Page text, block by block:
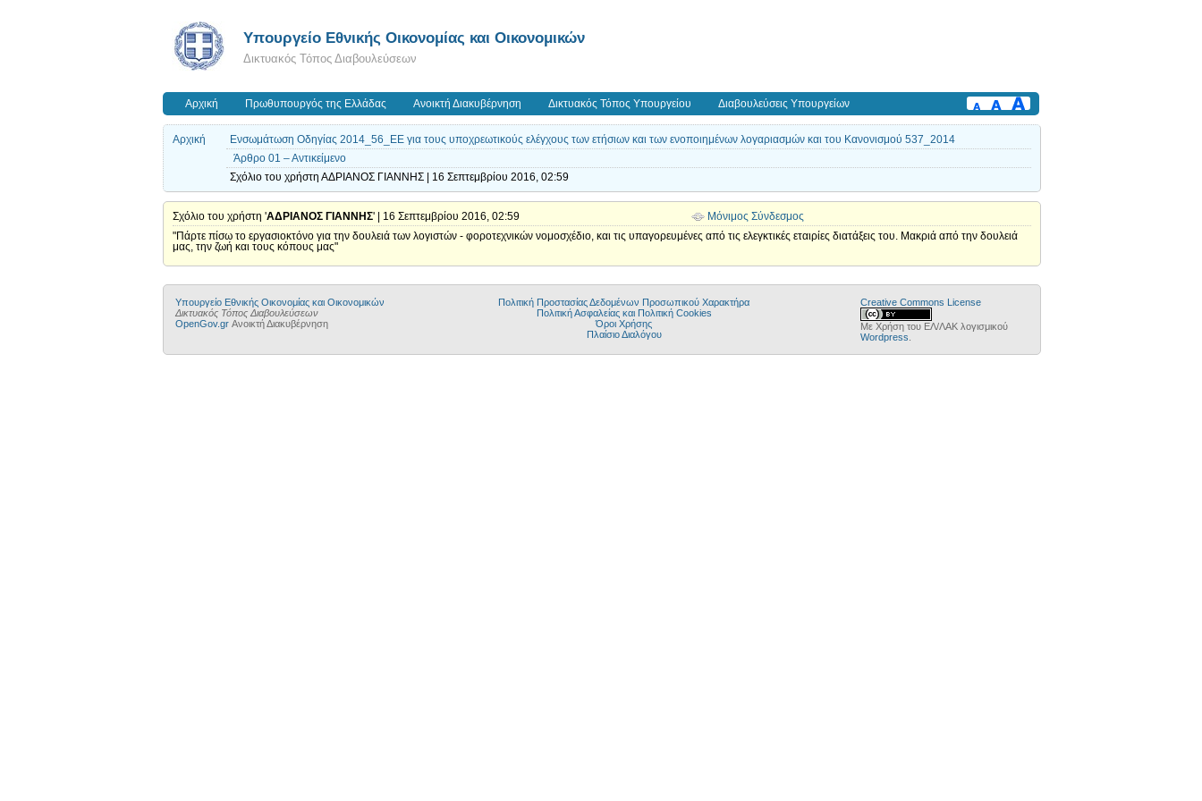
Υπουργείο Εθνικής Οικονομίας και Οικονομικών
Δικτυακός Τόπος Διαβουλεύσεων
Αρχική Πρωθυπουργός της Ελλάδας Ανοικτή Διακυβέρνηση Δικτυακός Τόπος Υπουργείου Διαβουλεύσεις Υπουργείων
Αρχική
Ενσωμάτωση Οδηγίας 2014_56_ΕΕ για τους υποχρεωτικούς ελέγχους των ετήσιων και των ενοποιημένων λογαριασμών και του Κανονισμού 537_2014
Άρθρο 01 – Αντικείμενο
Σχόλιο του χρήστη ΑΔΡΙΑΝΟΣ ΓΙΑΝΝΗΣ | 16 Σεπτεμβρίου 2016, 02:59
Σχόλιο του χρήστη 'ΑΔΡΙΑΝΟΣ ΓΙΑΝΝΗΣ' | 16 Σεπτεμβρίου 2016, 02:59
Μόνιμος Σύνδεσμος
"Πάρτε πίσω το εργασιοκτόνο για την δουλειά των λογιστών - φοροτεχνικών νομοσχέδιο, και τις υπαγορευμένες από τις ελεγκτικές εταιρίες διατάξεις του. Μακριά από την δουλειά
μας, την ζωή και τους κόπους μας"
Υπουργείο Εθνικής Οικονομίας και Οικονομικών
Δικτυακός Τόπος Διαβουλεύσεων
OpenGov.gr Ανοικτή Διακυβέρνηση
Πολιτική Προστασίας Δεδομένων Προσωπικού Χαρακτήρα
Πολιτική Ασφαλείας και Πολιτική Cookies
Όροι Χρήσης
Πλαίσιο Διαλόγου
Creative Commons License
Με Χρήση του ΕΛ/ΛΑΚ λογισμικού
Wordpress